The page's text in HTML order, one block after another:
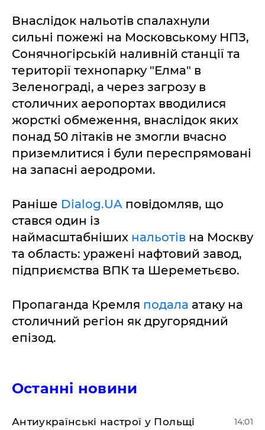
Внаслідок нальотів спалахнули
сильні пожежі на Московському НПЗ,
Сонячногірській наливній станції та
території технопарку "Елма" в
Зеленограді, а через загрозу в
столичних аеропортах вводилися
жорсткі обмеження, внаслідок яких
понад 50 літаків не змогли вчасно
приземлитися і були переспрямовані
на запасні аеродроми.
Раніше Dialog.UA повідомляв, що
стався один із
наймасштабніших нальотів на Москву
та область: уражені нафтовий завод,
підприємства ВПК та Шереметьєво.
Пропаганда Кремля подала атаку на
столичний регіон як другорядний
епізод.
Останні новини
Антиукраїнські настрої у Польщі
14:01